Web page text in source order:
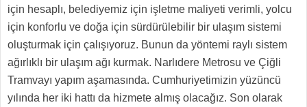
için hesaplı, belediyemiz için işletme maliyeti verimli, yolcu
için konforlu ve doğa için sürdürülebilir bir ulaşım sistemi
oluşturmak için çalışıyoruz. Bunun da yöntemi raylı sistem
ağırlıklı bir ulaşım ağı kurmak. Narlıdere Metrosu ve Çiğli
Tramvayı yapım aşamasında. Cumhuriyetimizin yüzüncü
yılında her iki hattı da hizmete almış olacağız. Son olarak